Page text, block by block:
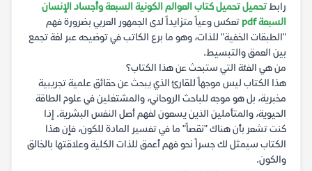
رابطتحميل تحميل كتاب العوالم الكونية السبعة وأجساد الإنسان
السبعة pdf
تعكس وعياً متزايداً لدى الجمهور العربي بضرورة فهم
"الطبقات الخفية" للذات، وهو ما برع الكاتب في توضيحه عبر لغة تجمع
بين العمق والتبسيط.
من هي الفئة التي ستبحث عن هذا الكتاب؟
هذا الكتاب ليس موجهاً للقارئ الذي يبحث عن حقائق علمية تجريبية
مخبرية، بل هو موجه للباحث الروحاني، والمشتغلين في علوم الطاقة
الحيوية، والمتأملين الذين يسعون لفهم أصل النفس البشرية. إذا
كنت تشعر بأن هناك "نقصاً" ما في تفسير المادة للكون، فإن هذا
الكتاب سيمثل لك جسراً نحو فهم أعمق للذات الكلية وعلاقتها بالخالق
والكون.